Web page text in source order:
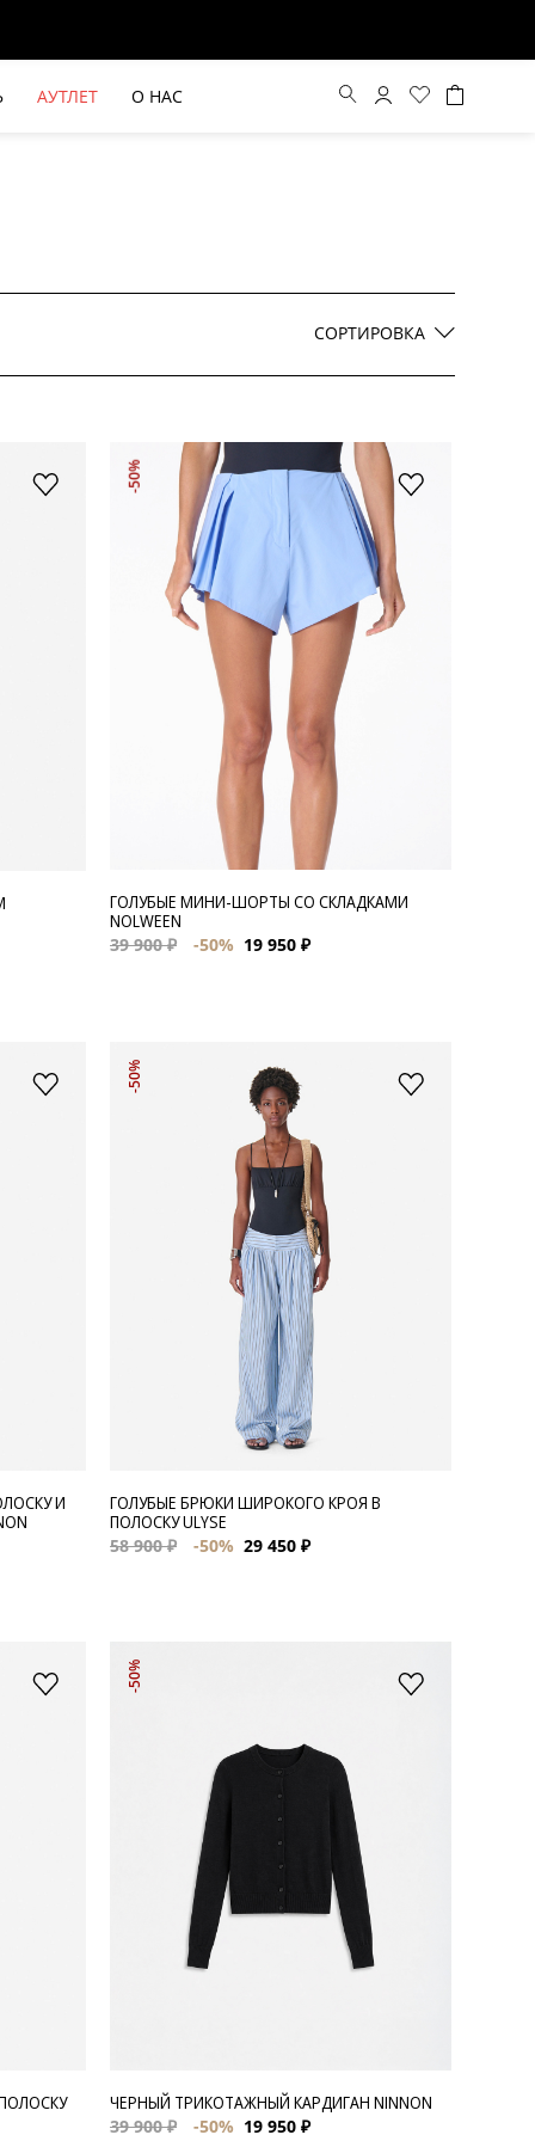
КРОЯ HAYDA
БЕЖЕВЫЙ КОСТЮМНЫЙ ЖИЛЕТ
HIDA
АУТЛЕТ О НАС
СОРТИРОВКА
Цена по убыванию
-50%
ГОЛУБЫЕ МИНИ-ШОРТЫ СО СКЛАДКАМИ
NOLWEEN
39 900 ₽
-50% 19 950 ₽
И
-50%
ГОЛУБЫЕ БРЮКИ ШИРОКОГО КРОЯ В
ПОЛОСКУ ULYSE
58 900 ₽
-50% 29 450 ₽
-50%
ЧЕРНЫЙ ТРИКОТАЖНЫЙ КАРДИГАН NINNON
39 900 ₽
-50% 19 950 ₽